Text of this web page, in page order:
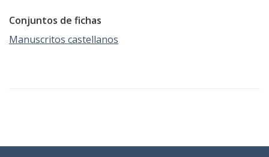
Conjuntos de fichas
Manuscritos castellanos